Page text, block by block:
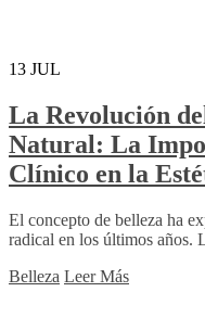
13 JUL
La Revolución
Natural: La
Clínico en la
El concepto de belleza ha
radical en los últimos años.
Belleza Leer Más